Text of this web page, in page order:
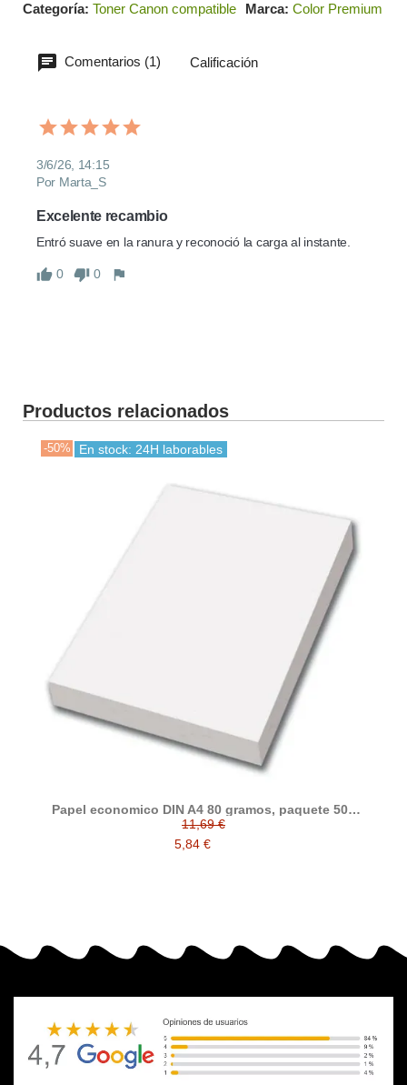
Categoría Toner Canon compatible Marca Color Premium
Comentarios (1) Calificación
3/6/26, 14:15
Por Marta_S
Excelente recambio
Entró suave en la ranura y reconoció la carga al instante.
0 0
Productos relacionados
-50% En stock: 24H laborables
Papel economico DIN A4 80 gramos, paquete 500
folios
11,69 €
5,84 €